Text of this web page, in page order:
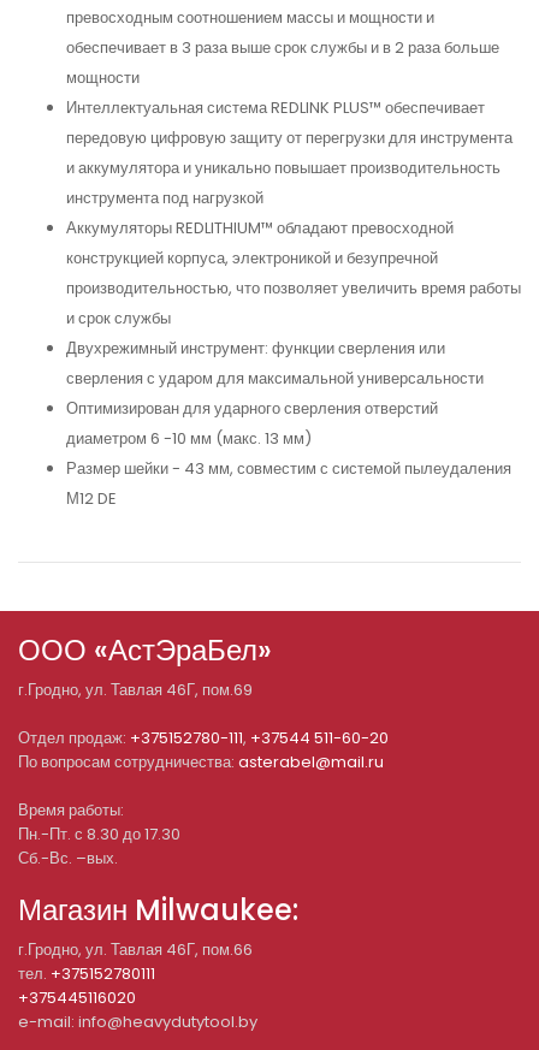
превосходным соотношением массы и мощности и
обеспечивает в 3 раза выше срок службы и в 2 раза больше
мощности
Интеллектуальная система REDLINK PLUS™ обеспечивает
передовую цифровую защиту от перегрузки для инструмента
и аккумулятора и уникально повышает производительность
инструмента под нагрузкой
Аккумуляторы REDLITHIUM™ обладают превосходной
конструкцией корпуса, электроникой и безупречной
производительностью, что позволяет увеличить время работы
и срок службы
Двухрежимный инструмент: функции сверления или
сверления с ударом для максимальной универсальности
Оптимизирован для ударного сверления отверстий
диаметром 6 -10 мм (макс. 13 мм)
Размер шейки - 43 мм, совместим с системой пылеудаления
М12 DE
ООО «АстЭраБел»
г.Гродно, ул. Тавлая 46Г, пом.69
Отдел продаж: +375152780-111, +37544 511-60-20
По вопросам сотрудничества: asterabel@mail.ru
Время работы:
Пн.-Пт. с 8.30 до 17.30
Сб.-Вс. –вых.
Магазин Milwaukee:
г.Гродно, ул. Тавлая 46Г, пом.66
тел. +375152780111
+375445116020
e-mail: info@heavydutytool.by